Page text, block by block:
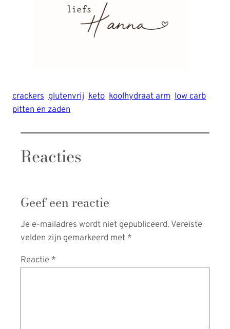
crackers glutenvrij keto koolhydraat arm low carb
pitten en zaden
Reacties
Geef een reactie
Je e-mailadres wordt niet gepubliceerd. Vereiste
velden zijn gemarkeerd met *
Reactie *